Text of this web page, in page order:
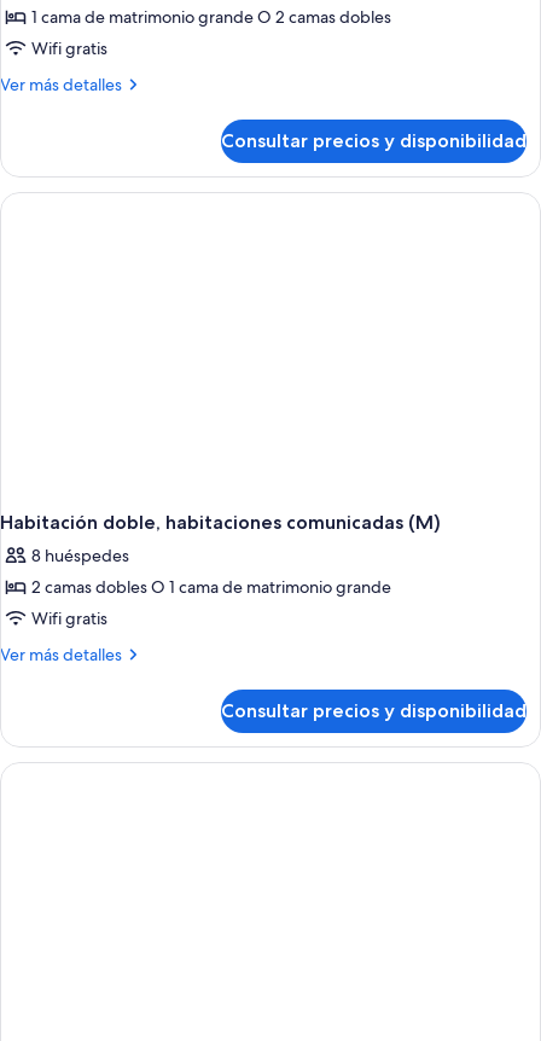
de
Habitación
doble
|
B2C-
CA)
1 cama de matrimonio grande O 2 camas dobles
Wifi gratis
Ver más detalles
Más
doble
(Kids
Free
Consultar precios y disponibilidad
Habitación doble, habitaciones comunicadas (M)
8 huéspedes
2 camas dobles O 1 cama de matrimonio grande
Wifi gratis
Ver más detalles
Más
doble,
habitaciones
comunicadas
Consultar precios y disponibilidad